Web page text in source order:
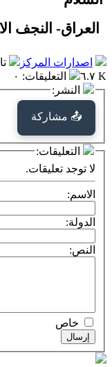
العراق- النجف
اصدارات المركز
٦.٧ K
التعليقات: ٠
النشر:
📤 مشاركة
التعليقات:
لا توجد تعليقات.
الاسم:
الدولة:
النص:
خاص
إرسال